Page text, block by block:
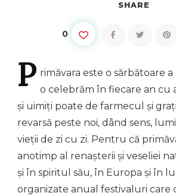
SHARE
0
P rimăvara este o sărbătoare
o celebrăm în fiecare an cu
și uimiți poate de farmecul și
revarsă peste noi, dând sens,
vieții de zi cu zi. Pentru că
anotimp al renașterii și veseliei
și în spiritul său, în Europa și în
organizate anual festivaluri care